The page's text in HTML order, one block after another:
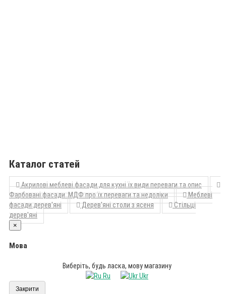
Каталог статей
Акрилові меблеві фасади для кухні їх види переваги та опис
Фарбовані фасади МДФ про їх переваги та недоліки
Меблеві
фасади дерев'яні
Дерев'яні столи з ясеня
Стільці
дерев'яні
×
Мова
Виберіть, будь ласка, мову магазину
Ru
Ukr
Закрити